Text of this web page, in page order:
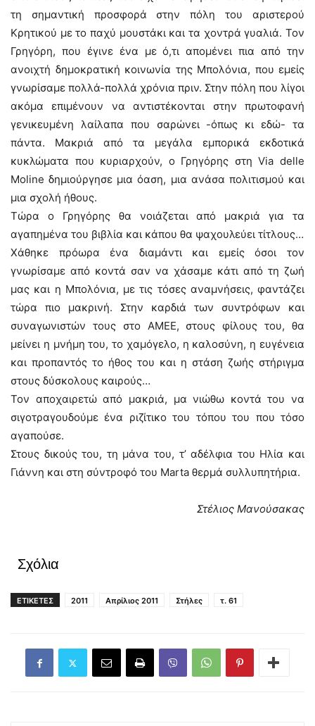
τη σημαντική προσφορά στην πόλη του αριστερού
Κρητικού με το παχύ μουστάκι και τα χοντρά γυαλιά. Τον
Γρηγόρη, που έγινε ένα με ό,τι απομένει πια από την
ανοιχτή δημοκρατική κοινωνία της Μπολόνια, που εμείς
γνωρίσαμε πολλά-πολλά χρόνια πριν. Στην πόλη που λίγοι
ακόμα επιμένουν να αντιστέκονται στην πρωτοφανή
γενικευμένη λαίλαπα που σαρώνει -όπως κι εδώ- τα
πάντα. Μακριά από τα μεγάλα εμπορικά εκδοτικά
κυκλώματα που κυριαρχούν, ο Γρηγόρης στη Via delle
Moline δημιούργησε μια όαση, μια ανάσα πολιτισμού και
μια σχολή ήθους.
Τώρα ο Γρηγόρης θα νοιάζεται από μακριά για τα
αγαπημένα του βιβλία και κάπου θα ψαχουλεύει τίτλους…
Χάθηκε πρόωρα ένα διαμάντι και εμείς όσοι τον
γνωρίσαμε από κοντά σαν να χάσαμε κάτι από τη ζωή
μας και η Μπολόνια, με τις τόσες αναμνήσεις, φαντάζει
τώρα πιο μακρινή. Στην καρδιά των συντρόφων και
συναγωνιστών τους στο ΑΜΕΕ, στους φίλους του, θα
μείνει η μνήμη του, το χαμόγελο, η καλοσύνη, η ευγένεια
και προπαντός το ήθος του και η στάση ζωής στήριγμα
στους δύσκολους καιρούς…
Τον αποχαιρετώ από μακριά, μα νιώθω κοντά του να
σιγοτραγουδούμε ένα ριζίτικο του τόπου του που τόσο
αγαπούσε.
Στους δικούς του, τη μάνα του, τ’ αδέλφια του Ηλία και
Γιάννη και στη σύντροφό του Marta θερμά συλλυπητήρια.
Στέλιος Μανούσακας
Σχόλια
ΕΤΙΚΕΤΕΣ 2011 Απρίλιος 2011 Στήλες τ. 61